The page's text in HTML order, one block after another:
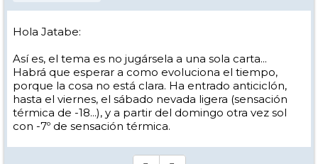
Hola Jatabe:
Así es, el tema es no jugársela a una sola carta...
Habrá que esperar a como evoluciona el tiempo,
porque la cosa no está clara. Ha entrado anticiclón,
hasta el viernes, el sábado nevada ligera (sensación
térmica de -18...), y a partir del domingo otra vez sol
con -7º de sensación térmica.